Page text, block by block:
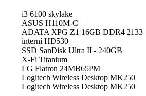
i3 6100 skylake
ASUS H110M-C
ADATA XPG Z1 16GB DDR4 2133
interní HD530
SSD SanDisk Ultra II - 240GB
X-Fi Titanium
LG Flatron 24MB65PM
Logitech Wireless Desktop MK250
Logitech Wireless Desktop MK250